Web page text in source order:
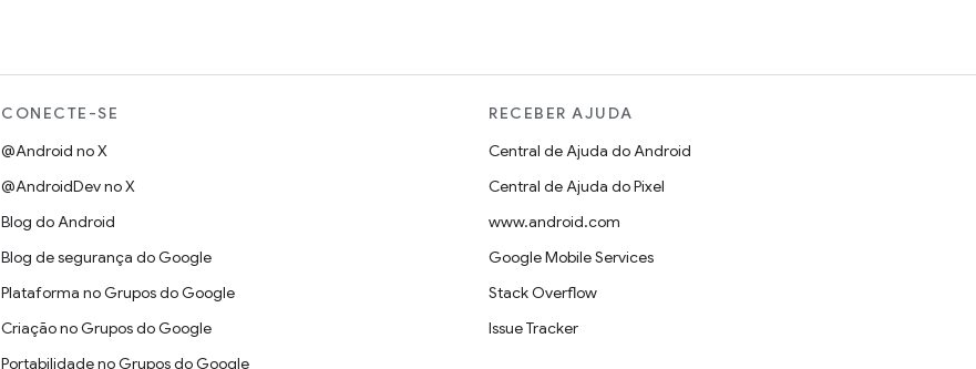
CONECTE-SE
@Android no X
@AndroidDev no X
Blog do Android
Blog de segurança do Google
Plataforma no Grupos do Google
Criação no Grupos do Google
Portabilidade no Grupos do Google
RECEBER AJUDA
Central de Ajuda do Android
Central de Ajuda do Pixel
www.android.com
Google Mobile Services
Stack Overflow
Issue Tracker